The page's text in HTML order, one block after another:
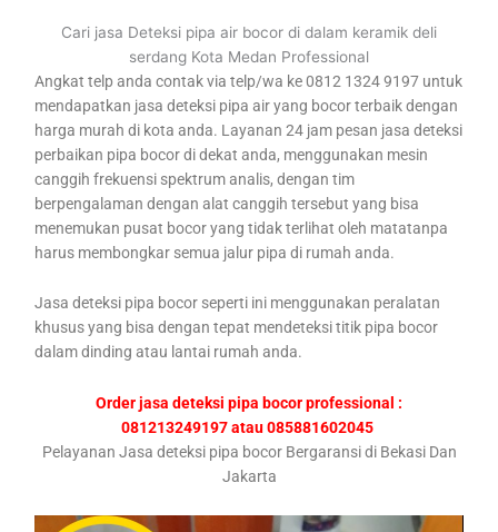
Cari jasa Deteksi pipa air bocor di dalam keramik deli
serdang Kota Medan Professional
Angkat telp anda contak via telp/wa ke 0812 1324 9197 untuk
mendapatkan jasa deteksi pipa air yang bocor terbaik dengan
harga murah di kota anda. Layanan 24 jam pesan jasa deteksi
perbaikan pipa bocor di dekat anda, menggunakan mesin
canggih frekuensi spektrum analis, dengan tim
berpengalaman dengan alat canggih tersebut yang bisa
menemukan pusat bocor yang tidak terlihat oleh matatanpa
harus membongkar semua jalur pipa di rumah anda.
Jasa deteksi pipa bocor seperti ini menggunakan peralatan
khusus yang bisa dengan tepat mendeteksi titik pipa bocor
dalam dinding atau lantai rumah anda.
Order jasa deteksi pipa bocor professional :
081213249197 atau 085881602045
Pelayanan Jasa deteksi pipa bocor Bergaransi di Bekasi Dan
Jakarta